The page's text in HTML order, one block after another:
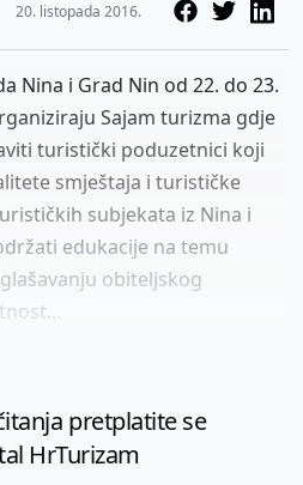
20. listopada 2016.
Nina i Grad Nin od 22. do 23.
Sajam turizma gdje
turistički poduzetnici koji
smještaja i turističke
subjekata iz Nina i
edukacije na temu
obiteljskog
pretplatite se
HrTurizam